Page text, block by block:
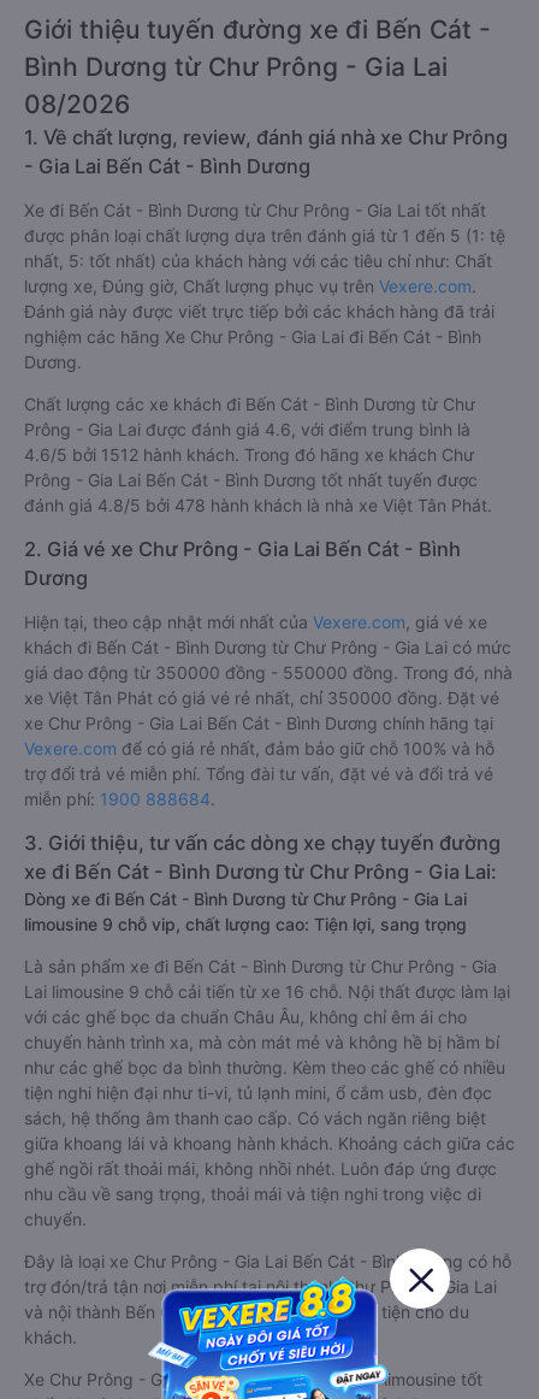
Giới thiệu tuyến đường xe đi Bến Cát -
Bình Dương từ Chư Prông - Gia Lai
08/2026
1. Về chất lượng, review, đánh giá nhà xe Chư Prông
- Gia Lai Bến Cát - Bình Dương
Xe đi Bến Cát - Bình Dương từ Chư Prông - Gia Lai tốt nhất
được phân loại chất lượng dựa trên đánh giá từ 1 đến 5 (1: tệ
nhất, 5: tốt nhất) của khách hàng với các tiêu chí như: Chất
lượng xe, Đúng giờ, Chất lượng phục vụ trên Vexere.com.
Đánh giá này được viết trực tiếp bởi các khách hàng đã trải
nghiệm các hãng Xe Chư Prông - Gia Lai đi Bến Cát - Bình
Dương.
Chất lượng các xe khách đi Bến Cát - Bình Dương từ Chư
Prông - Gia Lai được đánh giá 4.6, với điểm trung bình là
4.6/5 bởi 1512 hành khách. Trong đó hãng xe khách Chư
Prông - Gia Lai Bến Cát - Bình Dương tốt nhất tuyến được
đánh giá 4.8/5 bởi 478 hành khách là nhà xe Việt Tân Phát.
2. Giá vé xe Chư Prông - Gia Lai Bến Cát - Bình
Dương
Hiện tại, theo cập nhật mới nhất của Vexere.com , giá vé xe
khách đi Bến Cát - Bình Dương từ Chư Prông - Gia Lai có mức
giá dao động từ 350000 đồng - 550000 đồng. Trong đó, nhà
xe Việt Tân Phát có giá vé rẻ nhất, chỉ 350000 đồng. Đặt vé
xe Chư Prông - Gia Lai Bến Cát - Bình Dương chính hãng tại
Vexere.com để có giá rẻ nhất, đảm bảo giữ chỗ 100% và hỗ
trợ đổi trả vé miễn phí. Tổng đài tư vấn, đặt vé và đổi trả vé
miễn phí: 1900 888684.
3. Giới thiệu, tư vấn các dòng xe chạy tuyến đường
xe đi Bến Cát - Bình Dương từ Chư Prông - Gia Lai:
Dòng xe đi Bến Cát - Bình Dương từ Chư Prông - Gia Lai
limousine 9 chỗ vip, chất lượng cao: Tiện lợi, sang trọng
Là sản phẩm xe đi Bến Cát - Bình Dương từ Chư Prông - Gia
Lai limousine 9 chỗ cải tiến từ xe 16 chỗ. Nội thất được làm lại
với các ghế bọc da chuẩn Châu Âu, không chỉ êm ái cho
chuyến hành trình xa, mà còn mát mẻ và không hề bị hầm bí
như các ghế bọc da bình thường. Kèm theo các ghế có nhiều
tiện nghi hiện đại như ti-vi, tủ lạnh mini, ổ cắm usb, đèn đọc
sách, hệ thống âm thanh cao cấp. Có vách ngăn riêng biệt
giữa khoang lái và khoang hành khách. Khoảng cách giữa các
ghế ngồi rất thoải mái, không nhồi nhét. Luôn đáp ứng được
nhu cầu về sang trọng, thoải mái và tiện nghi trong việc di
chuyển.
Đây là loại xe Chư Prông - Gia Lai Bến Cát - Bình Dương có hỗ
trợ đón/trả tận nơi miễn phí tại nội thành Chư Prông - Gia Lai
và nội thành Bến Cát - Bình Dương, rất thuận tiện cho du
khách.
Xe Chư Prông - Gia Lai Bến Cát - Bình Dương limousine tốt